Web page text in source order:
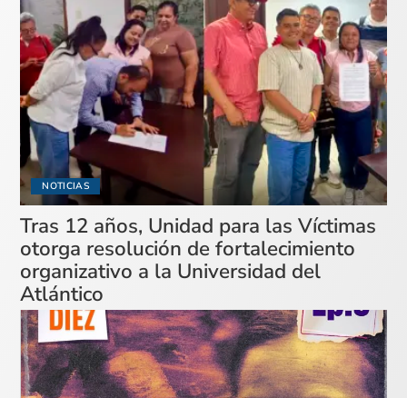
NOTICIAS
Tras 12 años, Unidad para las Víctimas
otorga resolución de fortalecimiento
organizativo a la Universidad del
Atlántico